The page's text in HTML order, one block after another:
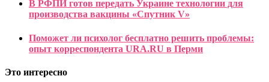
В РФПИ готов передать Украине технологии для
производства вакцины «Спутник V»
Поможет ли психолог бесплатно решить проблемы:
опыт корреспондента URA.RU в Перми
Это интересно